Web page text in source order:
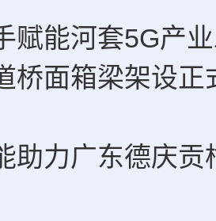
赋能河套5G产
桥面箱梁架设正
助力广东德庆贡